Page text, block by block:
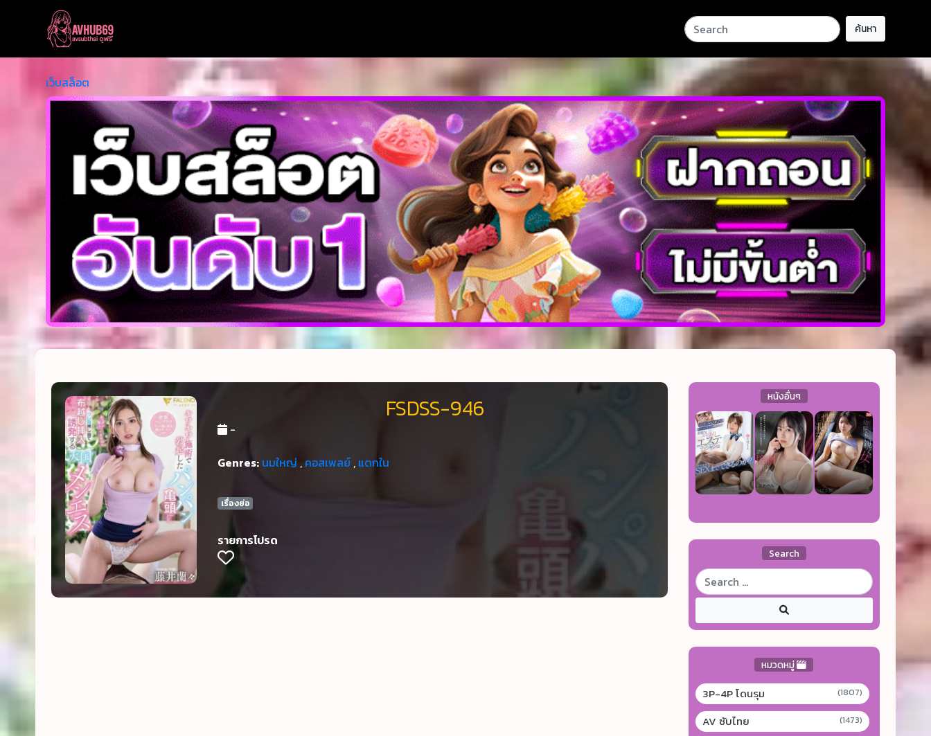
ค้นหา
เว็บสล็อต
FSDSS-946
-
Genres: นมใหญ่ , คอสเพลย์, แตกใน
เรื่องย่อ
รายการโปรด
หนังอื่นๆ
Search
หมวดหมู่
3P-4P โดนรุม (1807)
AV ซับไทย (1473)